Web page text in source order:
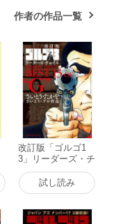
作者の作品一覧
改訂版「ゴルゴ1
3」リーダーズ・チ
ョイス 電子書籍版
試し読み